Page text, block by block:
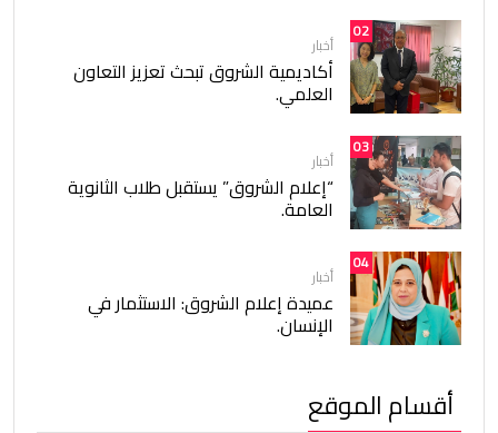
02
أخبار
أكاديمية الشروق تبحث تعزيز التعاون
العلمي.
03
أخبار
“إعلام الشروق” يستقبل طلاب الثانوية
العامة.
04
أخبار
عميدة إعلام الشروق: الاستثمار في
الإنسان.
أقسام الموقع